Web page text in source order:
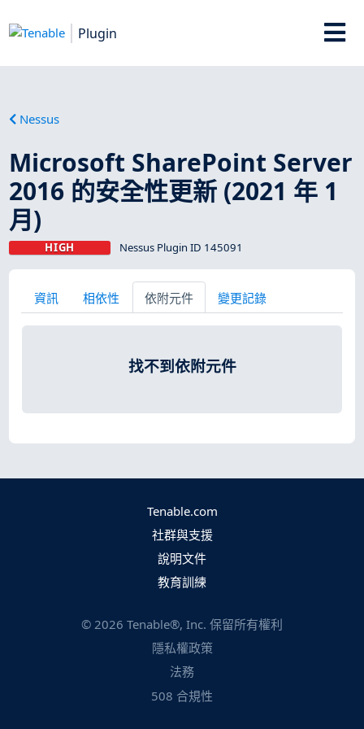
Plugin
Nessus
Microsoft SharePoint Server
2016 的安全性更新 (2021 年 1
月)
HIGH Nessus Plugin ID 145091
資訊 相依性 依附元件 變更記錄
找不到依附元件
Tenable.com
社群與支援
說明文件
教育訓練
© 2026 Tenable®, Inc. 保留所有權利
隱私權政策
法務
508 合規性